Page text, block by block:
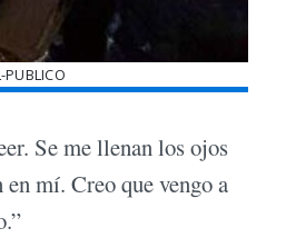
PUBLICO
Se me llenan los ojos
mí. Creo que vengo a